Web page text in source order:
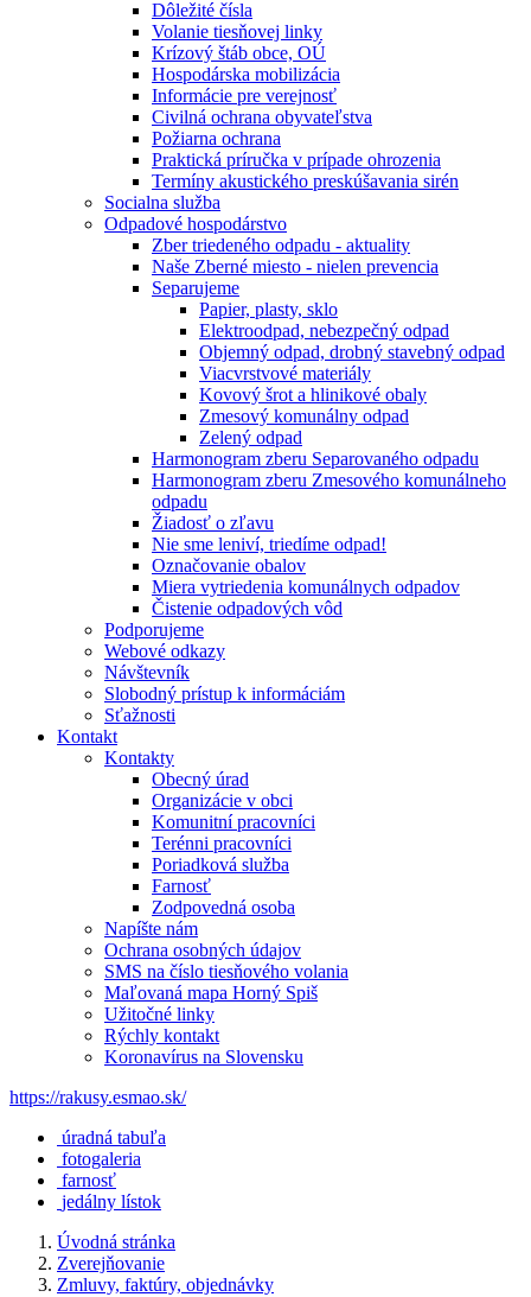
Dôležité čísla
Volanie tiesňovej linky
Krízový štáb obce, OÚ
Hospodárska mobilizácia
Informácie pre verejnosť
Civilná ochrana obyvateľstva
Požiarna ochrana
Praktická príručka v prípade ohrozenia
Termíny akustického preskúšavania sirén
Socialna služba
Odpadové hospodárstvo
Zber triedeného odpadu - aktuality
Naše Zberné miesto - nielen prevencia
Separujeme
Papier, plasty, sklo
Elektroodpad, nebezpečný odpad
Objemný odpad, drobný stavebný odpad
Viacvrstvové materiály
Kovový šrot a hlinikové obaly
Zmesový komunálny odpad
Zelený odpad
Harmonogram zberu Separovaného odpadu
Harmonogram zberu Zmesového komunálneho
odpadu
Žiadosť o zľavu
Nie sme leniví, triedíme odpad!
Označovanie obalov
Miera vytriedenia komunálnych odpadov
Čistenie odpadových vôd
Podporujeme
Webové odkazy
Návštevník
Slobodný prístup k informáciám
Sťažnosti
Kontakt
Kontakty
Obecný úrad
Organizácie v obci
Komunitní pracovníci
Terénni pracovníci
Poriadková služba
Farnosť
Zodpovedná osoba
Napíšte nám
Ochrana osobných údajov
SMS na číslo tiesňového volania
Maľovaná mapa Horný Spiš
Užitočné linky
Rýchly kontakt
Koronavírus na Slovensku
https://rakusy.esmao.sk/
úradná tabuľa
fotogaleria
farnosť
jedálny lístok
Úvodná stránka
Zverejňovanie
Zmluvy, faktúry, objednávky